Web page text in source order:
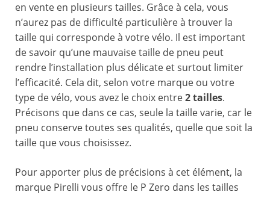
en vente en plusieurs tailles. Grâce à cela, vous
n’aurez pas de difficulté particulière à trouver la
taille qui corresponde à votre vélo. Il est important
de savoir qu’une mauvaise taille de pneu peut
rendre l’installation plus délicate et surtout limiter
l’efficacité. Cela dit, selon votre marque ou votre
type de vélo, vous avez le choix entre2 tailles.
Précisons que dans ce cas, seule la taille varie, car le
pneu conserve toutes ses qualités, quelle que soit la
taille que vous choisissez.
Pour apporter plus de précisions à cet élément, la
marque Pirelli vous offre le P Zero dans les tailles